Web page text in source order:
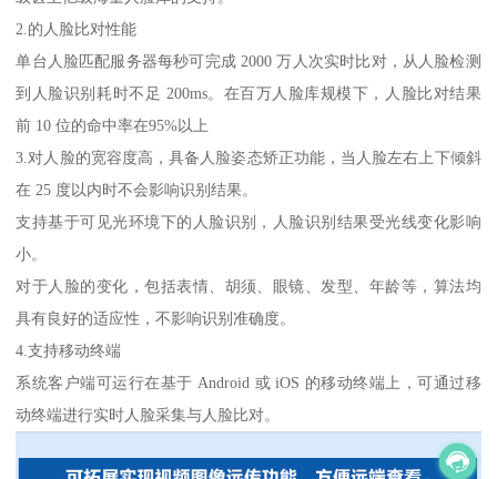
2.的人脸比对性能
单台人脸匹配服务器每秒可完成 2000 万人次实时比对，从人脸检测
到人脸识别耗时不足 200ms。在百万人脸库规模下，人脸比对结果
前 10 位的命中率在95%以上
3.对人脸的宽容度高，具备人脸姿态矫正功能，当人脸左右上下倾斜
在 25 度以内时不会影响识别结果。
支持基于可见光环境下的人脸识别，人脸识别结果受光线变化影响
小。
对于人脸的变化，包括表情、胡须、眼镜、发型、年龄等，算法均
具有良好的适应性，不影响识别准确度。
4.支持移动终端
系统客户端可运行在基于 Android 或 iOS 的移动终端上，可通过移
动终端进行实时人脸采集与人脸比对。